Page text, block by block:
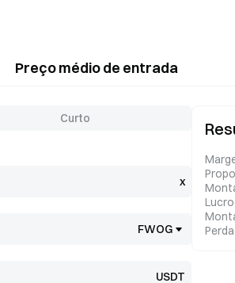
Preço médio de entrada
Curto
x
FWOG
USDT
Lucro